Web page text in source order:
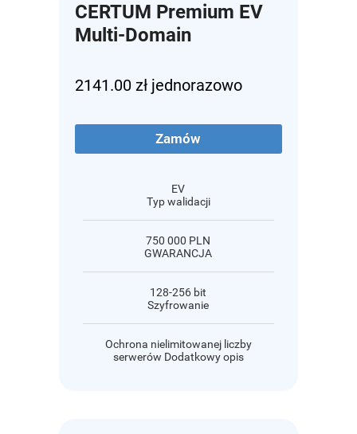
CERTUM Premium EV
Multi-Domain
2141.00 zł jednorazowo
Zamów
EV
Typ walidacji
750 000 PLN
GWARANCJA
128-256 bit
Szyfrowanie
Ochrona nielimitowanej liczby
serwerów Dodatkowy opis